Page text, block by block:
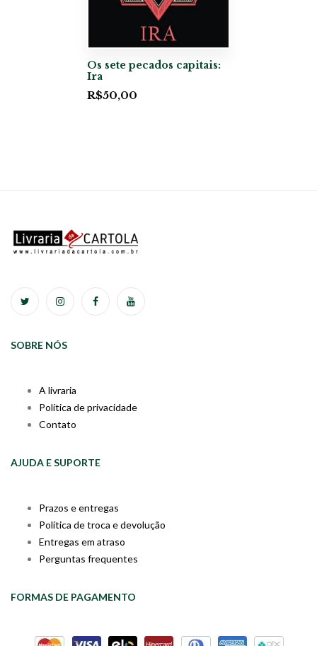
Os sete pecados capitais:
Ira
R$50,00
SOBRE NÓS
A livraria
Política de privacidade
Contato
AJUDA E SUPORTE
Prazos e entregas
Política de troca e devolução
Entregas em atraso
Perguntas frequentes
FORMAS DE PAGAMENTO